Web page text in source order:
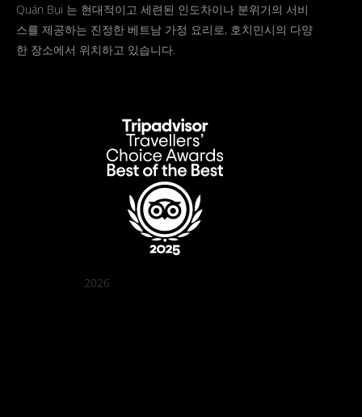
Quán Bụi 는 현대적이고 세련된 인도차이나 분위기의 서비
스를 제공하는 진정한 베트남 가정 요리로, 호치민시의 다양
한 장소에서 위치하고 있습니다.
2026